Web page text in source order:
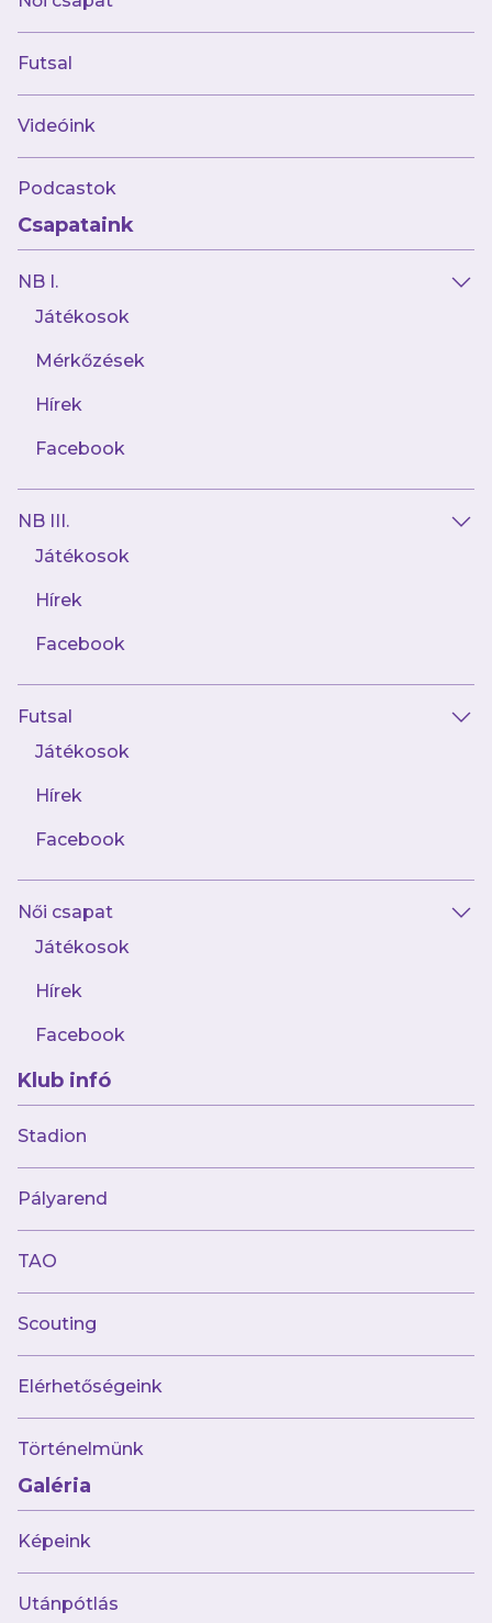
Futsal
Videóink
Podcastok
Csapataink
NB I.
Játékosok
Mérkőzések
Hírek
Facebook
NB III.
Játékosok
Hírek
Facebook
Futsal
Játékosok
Hírek
Facebook
Női csapat
Játékosok
Hírek
Facebook
Klub infó
Stadion
Pályarend
TAO
Scouting
Elérhetőségeink
Történelmünk
Galéria
Képeink
Utánpótlás
át.Bárminemű, a belépőjegyekkel vagy a
bérletekkel történő visszaélés esetén a
szervező vagy a rendező a bérletet vagy
belépőjegyet vételárának visszatérítése
nélkül érvényteleníti, és a szabályokat
megsértőketa jogszabályi
rendelkezéseknek és jelen
pályarendszabályban leírtaknak
megfelelően a rendezvény látogatásától
Beléptető rendszer alkalmazása esetén a
jogosító kártya (a továbbiakban:
klubkártya) kiváltását is kötelezővé
utalvány (a továbbiakban: utalvány)
értékesítését az utazó sportszervezet
végzi, saját jegyértékesítése tekintetében
sportszervezet beléptető rendszer
alkalmazása nélkül is kötelezővé teheti
az utazó sportszervezet részvételével
belföldön és külföldön megrendezésre
Ha a beléptetéskor a belépőjegy, a bérlet
vagy a klubkártya birtokosának
személyazonosság igazolására alkalmas,
Nem áll nyilvánvalóan alkohol, kábítószer
vagy más bódító hatású szer befolyása
Nem tart magánál szeszes italt,
amely a sportrendezvény megtartását,
vagyonbiztonságát veszélyezteti,
játékosokat vagy a hivatalos
megzavarhatja, erőszakos cselekményre
felhasználható, illetve amelynek
birtoklását jogszabály, a
sportrendezvényre való bevitelét a
szervező megtiltotta. Aki ilyen tárgyat a
tiltás ellenére megkísérel a
sportlétesítmény területére bevinni, vele
szemben a szervező kizárással élhet.
Nem tart magánál mások iránti
gyűlöletkeltő, rasszista, antiszemita,
mások jogait sértő, megbotránkoztató